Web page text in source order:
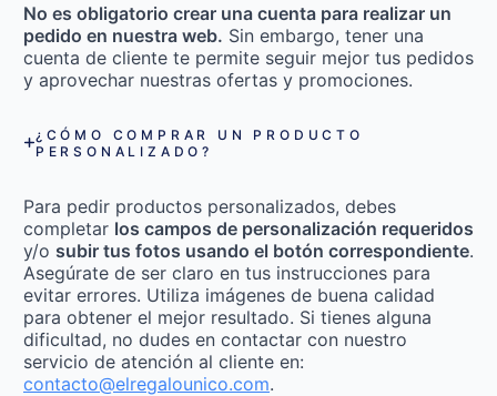
No es obligatorio crear una cuenta para realizar un
pedido en nuestra web. Sin embargo, tener una
cuenta de cliente te permite seguir mejor tus pedidos
y aprovechar nuestras ofertas y promociones.
¿CÓMO COMPRAR UN PRODUCTO
PERSONALIZADO?
Para pedir productos personalizados, debes
completar los campos de personalización requeridos
y/o subir tus fotos usando el botón correspondiente.
Asegúrate de ser claro en tus instrucciones para
evitar errores. Utiliza imágenes de buena calidad
para obtener el mejor resultado. Si tienes alguna
dificultad, no dudes en contactar con nuestro
servicio de atención al cliente en:
contacto@elregalounico.com.